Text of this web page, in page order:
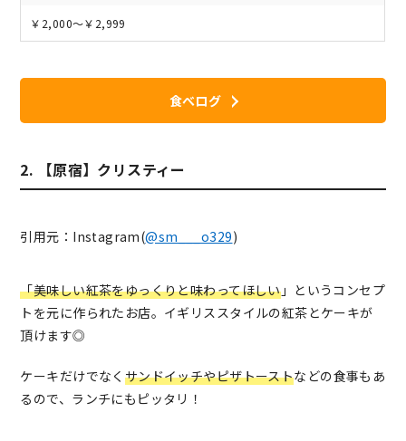
￥2,000～￥2,999
食べログ
2. 【原宿】クリスティー
引用元：Instagram(@sm___o329)
「美味しい紅茶をゆっくりと味わってほしい」というコンセプ
トを元に作られたお店。イギリススタイルの紅茶とケーキが
頂けます◎
ケーキだけでなく サンドイッチやピザトーストなどの食事もあ
るので、ランチにもピッタリ！